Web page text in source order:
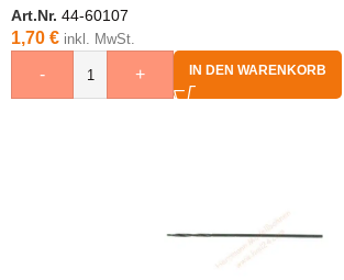
Art.Nr. 44-60107
1,70 € inkl. MwSt.
- + IN DEN WARENKORB